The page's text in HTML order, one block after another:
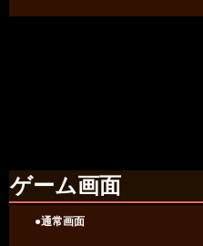
ゲーム画面
●通常画面